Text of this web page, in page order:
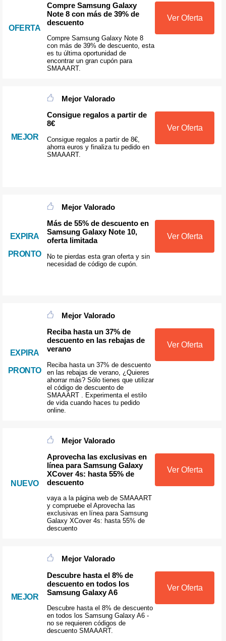
OFERTA
Compre Samsung Galaxy
Note 8 con más de 39% de
descuento
Compre Samsung Galaxy Note 8
con más de 39% de descuento, esta
es tu última oportunidad de
encontrar un gran cupón para
SMAAART.
Ver Oferta
MEJOR
Mejor Valorado
Consigue regalos a partir de
8€
Consigue regalos a partir de 8€,
ahorra euros y finaliza tu pedido en
SMAAART.
Ver Oferta
EXPIRA
PRONTO
Mejor Valorado
Más de 55% de descuento en
Samsung Galaxy Note 10,
oferta limitada
No te pierdas esta gran oferta y sin
necesidad de código de cupón.
Ver Oferta
EXPIRA
PRONTO
Mejor Valorado
Reciba hasta un 37% de
descuento en las rebajas de
verano
Reciba hasta un 37% de descuento
en las rebajas de verano, ¿Quieres
ahorrar más? Sólo tienes que utilizar
el código de descuento de
SMAAART . Experimenta el estilo
de vida cuando haces tu pedido
online.
Ver Oferta
NUEVO
Mejor Valorado
Aprovecha las exclusivas en
línea para Samsung Galaxy
XCover 4s: hasta 55% de
descuento
vaya a la página web de SMAAART
y compruebe el Aprovecha las
exclusivas en línea para Samsung
Galaxy XCover 4s: hasta 55% de
descuento
Ver Oferta
MEJOR
Mejor Valorado
Descubre hasta el 8% de
descuento en todos los
Samsung Galaxy A6
Descubre hasta el 8% de descuento
en todos los Samsung Galaxy A6 -
no se requieren códigos de
descuento SMAAART.
Ver Oferta